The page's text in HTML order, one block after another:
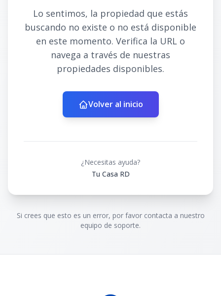
Lo sentimos, la propiedad que estás
buscando no existe o no está disponible
en este momento. Verifica la URL o
navega a través de nuestras
propiedades disponibles.
Volver al inicio
¿Necesitas ayuda?
Tu Casa RD
Si crees que esto es un error, por favor contacta a nuestro
equipo de soporte.